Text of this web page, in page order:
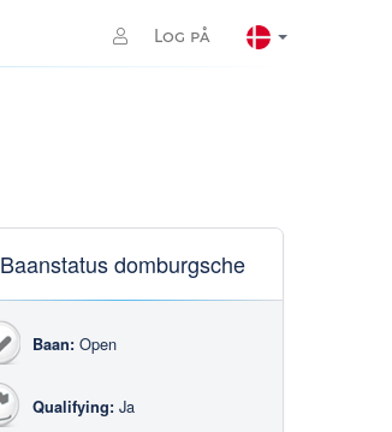
Log på
Baanstatus domburgsche
Baan: Open
Qualifying: Ja